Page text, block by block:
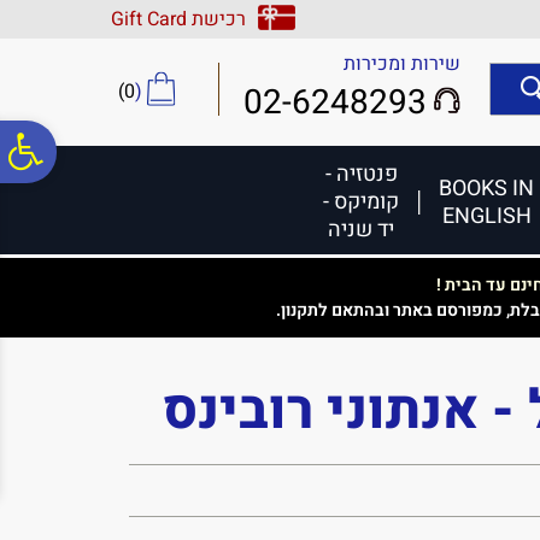
נגישות
אתר
המרכזי
רכישת Gift Card
שירות ומכירות
02-6248293
(
0
)
BOOKS IN
ENGLISH
פנטזיה -
קומיקס -
יד שניה
עד הבית !
כמפורסם באתר ובהתאם לתקנון.
אנתוני רובינס